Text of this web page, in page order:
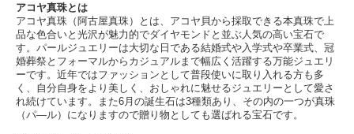
アコヤ真珠とは
アコヤ真珠（阿古屋真珠）とは、アコヤ貝から採取できる本真珠で上
品な色合いと光沢が魅力的でダイヤモンドと並ぶ人気の高い宝石で
す。パールジュエリーは大切な日である結婚式や入学式や卒業式、冠
婚葬祭とフォーマルからカジュアルまで幅広く活躍する万能ジュエリ
ーです。近年ではファッションとして普段使いに取り入れる方も多
く、自分自身をより美しく、おしゃれに魅せるジュエリーとして愛さ
れ続けています。また6月の誕生石は3種類あり、その内の一つが真珠
（パ―ル）になりますので贈り物としても選ばれる宝石です。